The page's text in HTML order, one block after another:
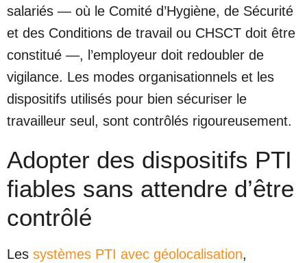
salariés — où le Comité d’Hygiène, de Sécurité
et des Conditions de travail ou CHSCT doit être
constitué —, l’employeur doit redoubler de
vigilance. Les modes organisationnels et les
dispositifs utilisés pour bien sécuriser le
travailleur seul, sont contrôlés rigoureusement.
Adopter des dispositifs PTI
fiables sans attendre d’être
contrôlé
Les systèmes PTI avec géolocalisation,